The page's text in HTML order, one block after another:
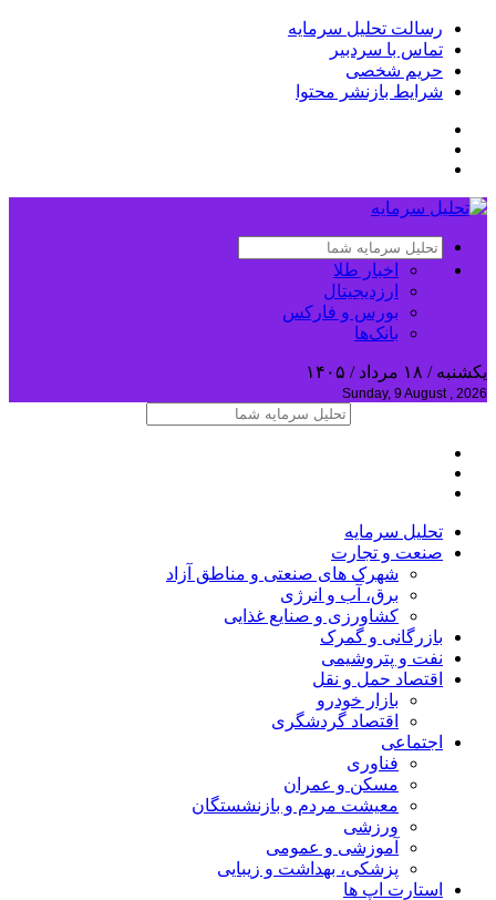
رسالت تحلیل سرمایه
تماس با سردبیر
حریم شخصی
شرایط بازنشر محتوا
اخبار طلا
ارزدیجیتال
بورس و فارکس
بانک‌ها
یکشنبه / ۱۸ مرداد / ۱۴۰۵
Sunday, 9 August , 2026
تحلیل‌ سرمایه
صنعت و تجارت
شهرک های صنعتی و مناطق آزاد
برق، آب و انرژی
کشاورزی و صنایع غذایی
بازرگانی و گمرک
نفت و پتروشیمی
اقتصاد حمل و نقل
بازار خودرو
اقتصاد گردشگری
اجتماعی
فناوری
مسکن و عمران
معیشت مردم و بازنشستگان
ورزشی
آموزشی و عمومی
پزشکی، بهداشت و زیبایی
استارت اپ ها